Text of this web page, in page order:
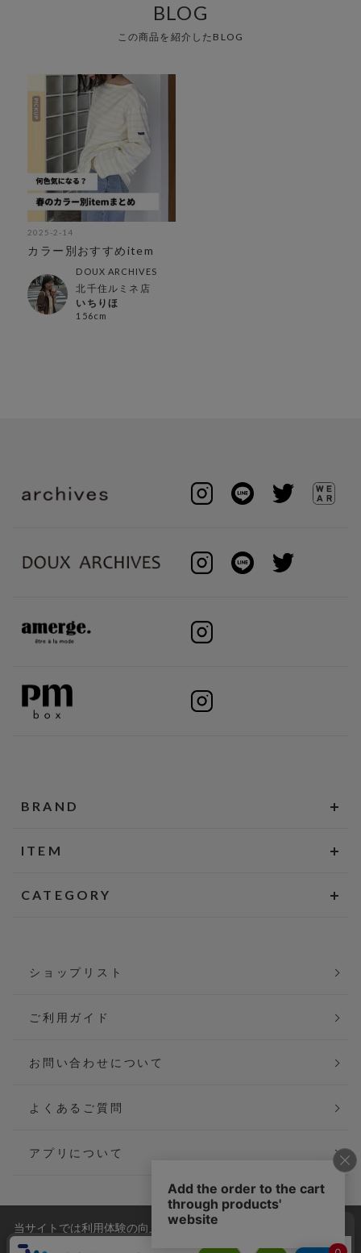
BLOG
この商品を紹介したBLOG
2025-2-14
カラー別おすすめitem
DOUX ARCHIVES
北千住ルミネ店
いちりほ
156cm
BRAND
ITEM
CATEGORY
ショップリスト
ご利用ガイド
お問い合わせについて
よくあるご質問
アプリについて
会社概要
当サイトでは利用体験の向上およびコンテンツの最適な提供、ト
ラフィックの分析を目的としてCookieを使用しています。